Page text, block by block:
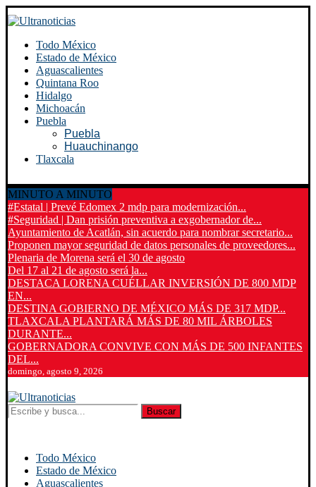
Todo México
Estado de México
Aguascalientes
Quintana Roo
Hidalgo
Michoacán
Puebla
Puebla
Huauchinango
Tlaxcala
MINUTO A MINUTO
#Estatal | Prevé Edomex 2 mdp para modernización...
#Seguridad | Dan prisión preventiva a exgobernador de...
Ayuntamiento de Acatlán, sin acuerdo para nombrar secretario...
Proponen mayor seguridad de datos personales de proveedores...
Plenaria de Morena será el 30 de agosto
Del 17 al 21 de agosto será la...
DESTACA LORENA CUÉLLAR INVERSIÓN DE 800 MDP
EN...
DESTINA GOBIERNO DE MÉXICO MÁS DE 317 MDP...
TLAXCALA PLANTARÁ MÁS DE 80 MIL ÁRBOLES
DURANTE...
GOBERNADORA CONVIVE CON MÁS DE 500 INFANTES
DEL...
domingo, agosto 9, 2026
Buscar
Todo México
Estado de México
Aguascalientes